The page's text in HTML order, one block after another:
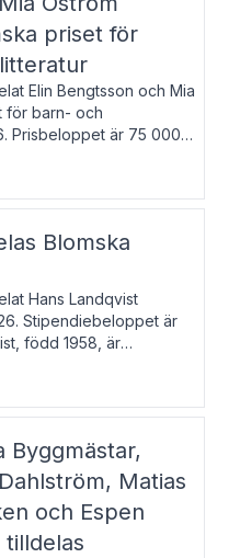
priset för
Elin Bengtsson och Mia
för barn- och
Prisbeloppet är 75 000
född 1987, är författare
Blomska
Hans Landqvist
Stipendiebeloppet är
född 1958, är
universitet. Han
Författn
Byggmästar,
Matias
och Espen
tilldelas